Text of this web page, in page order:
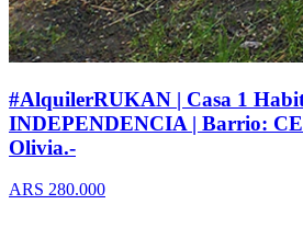
#AlquilerRUKAN | Casa 1
INDEPENDENCIA | Barrio:
Olivia.-
ARS 280.000